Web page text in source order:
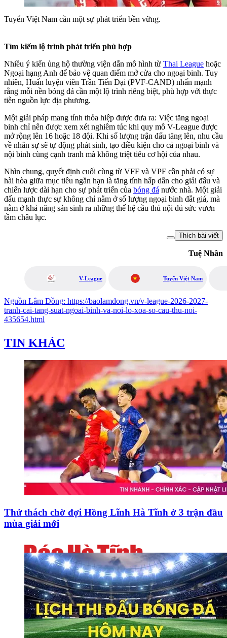
Tuyển Việt Nam cần một sự phát triển bền vững.
Tìm kiếm lộ trình phát triển phù hợp
Nhiều ý kiến ủng hộ thường viện dẫn mô hình từ Thai League hoặc
Ngoại hạng Anh để bảo vệ quan điểm mở cửa cho ngoại binh. Tuy
nhiên, Huấn luyện viên Trần Tiến Đại (PVF-CAND) nhấn mạnh
rằng mỗi nền bóng đá cần một lộ trình riêng biệt, phù hợp với thực
tiễn nguồn lực địa phương.
Một giải pháp mang tính thỏa hiệp được đưa ra: Việc tăng ngoại
binh chỉ nên được xem xét nghiêm túc khi quy mô V-League được
mở rộng lên 16 hoặc 18 đội. Khi số lượng trận đấu tăng lên, nhu cầu
về nhân sự sẽ tự động phát sinh, tạo điều kiện cho cả ngoại binh và
nội binh cùng cạnh tranh mà không triệt tiêu cơ hội của nhau.
Nhìn chung, quyết định cuối cùng từ VFF và VPF cần phải có sự
hài hòa giữa mục tiêu ngắn hạn là tăng tính hấp dẫn cho giải đấu và
chiến lược dài hạn cho sự phát triển của bóng đá nước nhà. Một giải
đấu mạnh thực sự không chỉ nằm ở số lượng ngoại binh đắt giá, mà
nằm ở khả năng sản sinh ra những thế hệ cầu thủ nội đủ sức vươn
tầm châu lục.
Thích bài viết
Tuệ Nhân
V-League Tuyển Việt Nam
Nguồn Lâm Đồng: https://baolamdong.vn/v-league-2026-2027-
tranh-cai-tang-suat-ngoai-binh-va-noi-lo-xoa-so-cau-thu-noi-
435654.html
TIN KHÁC
Thử thách chờ đợi Hồng Lĩnh Hà Tĩnh ở 3 trận đầu
mùa giải mới